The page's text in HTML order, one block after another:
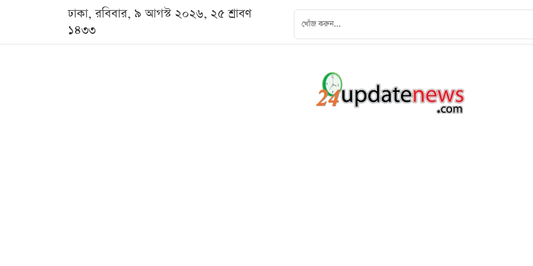
ঢাকা, রবিবার, ৯ আগস্ট ২০২৬, ২৫ শ্রাবণ
১৪৩৩